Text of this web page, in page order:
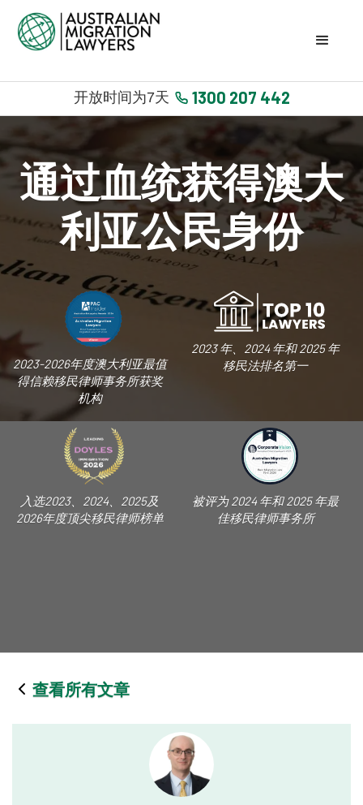
开放时间为7天 1300 207 442
通过血统获得澳大
利亚公民身份
2023-2026年度澳大利亚最值
得信赖移民律师事务所获奖
机构
2023 年、2024 年和 2025 年
移民法排名第一
入选2023、2024、2025及
2026年度顶尖移民律师榜单
被评为 2024 年和 2025 年最
佳移民律师事务所
查看所有文章